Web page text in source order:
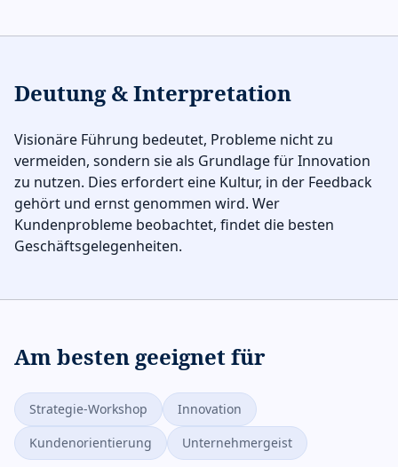
Deutung & Interpretation
Visionäre Führung bedeutet, Probleme nicht zu
vermeiden, sondern sie als Grundlage für Innovation
zu nutzen. Dies erfordert eine Kultur, in der Feedback
gehört und ernst genommen wird. Wer
Kundenprobleme beobachtet, findet die besten
Geschäftsgelegenheiten.
Am besten geeignet für
Strategie-Workshop
Innovation
Kundenorientierung
Unternehmergeist